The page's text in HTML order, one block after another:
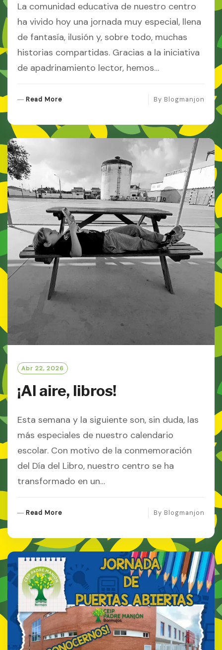
La comunidad educativa de nuestro centro
ha vivido hoy una jornada muy especial, llena
de fantasía, ilusión y, sobre todo, muchas
historias compartidas. Gracias a la iniciativa
de apadrinamiento lector, hemos…
Read MoreR
By Blogmanjon
Abr 22, 2026
¡Al aire, libros!
Esta semana y la siguiente son, sin duda, las
más especiales de nuestro calendario
escolar. Con motivo de la conmemoración
del Día del Libro, nuestro centro se ha
transformado en un…
Read MoreR
M
O
E
By Blogmanjon